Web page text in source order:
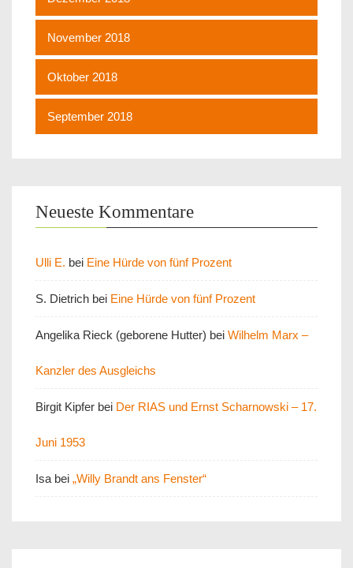
November 2018
Oktober 2018
September 2018
Neueste Kommentare
Ulli E. bei Eine Hürde von fünf Prozent
S. Dietrich bei Eine Hürde von fünf Prozent
Angelika Rieck (geborene Hutter) bei Wilhelm Marx –
Kanzler des Ausgleichs
Birgit Kipfer bei Der RIAS und Ernst Scharnowski – 17.
Juni 1953
Isa bei „Willy Brandt ans Fenster“